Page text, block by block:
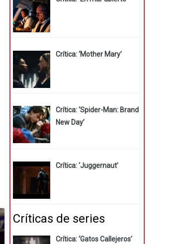
Crítica: ‘Mother Mary’
Crítica: ‘Spider-Man: Brand
New Day’
Crítica: ‘Juggernaut’
Críticas de series
Crítica: ‘Gatos Callejeros’